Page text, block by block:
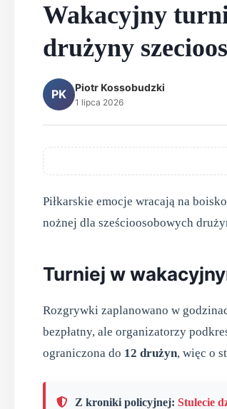
Wakacyjny
drużyny
PK Piotr Kossobudzki
1 lipca 2026
Piłkarskie emocje wracają na
nożnej dla sześcioosobowych
Turniej w
Rozgrywki zaplanowano w
bezpłatny, ale organizatorzy
ograniczona do 12 drużyn, więc o
Z kroniki policyjnej: Stulecie